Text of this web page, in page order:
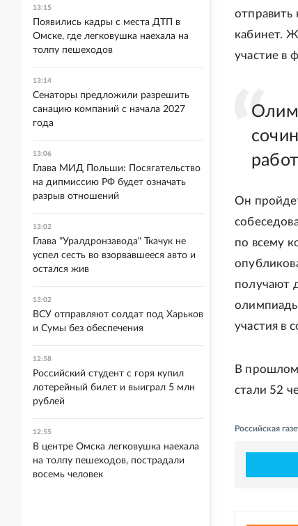
отправить
кабинет.
участие в
Он
по всему
получают
участия в
В
стали 52
Российская
13:15
Появились кадры с места ДТП в
Омске, где легковушка наехала на
толпу пешеходов
13:14
Сенаторы предложили разрешить
санацию компаний с начала 2027
года
13:06
Глава МИД Польши: Посягательство
на дипмиссию РФ будет означать
разрыв отношений
13:02
Глава "Уралдронзавода" Ткачук не
успел сесть во взорвавшееся авто и
остался жив
13:02
ВСУ отправляют солдат под Харьков
и Сумы без обеспечения
12:58
Российский студент с горя купил
лотерейный билет и выиграл 5 млн
рублей
12:55
В центре Омска легковушка наехала
на толпу пешеходов, пострадали
восемь человек